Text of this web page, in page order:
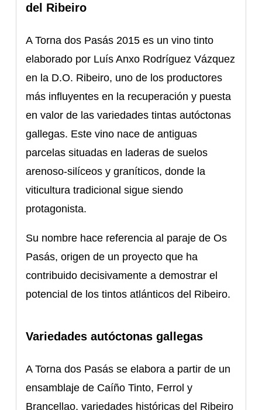
del Ribeiro
A Torna dos Pasás 2015 es un vino tinto
elaborado por Luís Anxo Rodríguez Vázquez
en la D.O. Ribeiro, uno de los productores
más influyentes en la recuperación y puesta
en valor de las variedades tintas autóctonas
gallegas. Este vino nace de antiguas
parcelas situadas en laderas de suelos
arenoso-silíceos y graníticos, donde la
viticultura tradicional sigue siendo
protagonista.
Su nombre hace referencia al paraje de Os
Pasás, origen de un proyecto que ha
contribuido decisivamente a demostrar el
potencial de los tintos atlánticos del Ribeiro.
Variedades autóctonas gallegas
A Torna dos Pasás se elabora a partir de un
ensamblaje de Caíño Tinto, Ferrol y
Brancellao, variedades históricas del Ribeiro